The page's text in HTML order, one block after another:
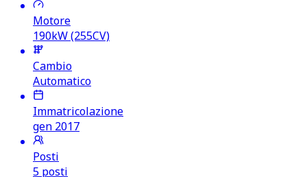
Motore
190kW (255CV)
Cambio
Automatico
Immatricolazione
gen 2017
Posti
5 posti